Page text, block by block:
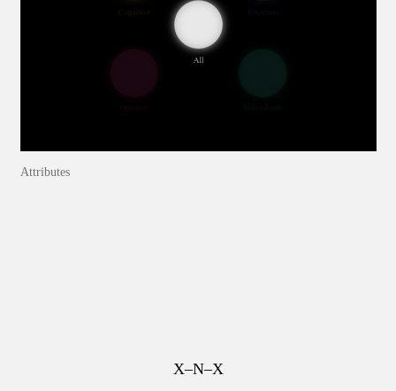
Attributes
X–N–X